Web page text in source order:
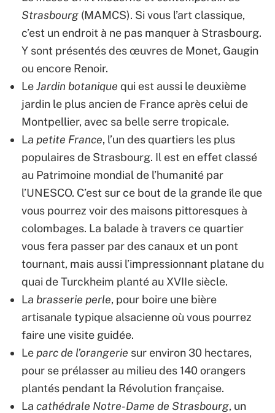
Strasbourg (MAMCS). Si vous l’art classique,
c’est un endroit à ne pas manquer à Strasbourg.
Y sont présentés des œuvres de Monet, Gaugin
ou encore Renoir.
LeJardin botanique qui est aussi le deuxième
jardin le plus ancien de France après celui de
Montpellier, avec sa belle serre tropicale.
La petite France, l’un des quartiers les plus
populaires de Strasbourg. Il est en effet classé
au Patrimoine mondial de l’humanité par
l’UNESCO. C’est sur ce bout de la grande île que
vous pourrez voir des maisons pittoresques à
colombages. La balade à travers ce quartier
vous fera passer par des canaux et un pont
tournant, mais aussi l’impressionnant platane du
quai de Turckheim planté au XVIIe siècle.
La brasserie perle, pour boire une bière
artisanale typique alsacienne où vous pourrez
faire une visite guidée.
Le parc de l’orangerie sur environ 30 hectares,
pour se prélasser au milieu des 140 orangers
plantés pendant la Révolution française.
La cathédrale Notre-Dame de Strasbourg, un